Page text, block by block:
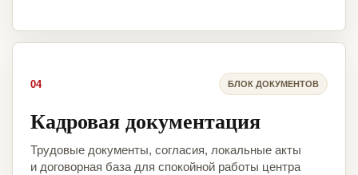
04 БЛОК ДОКУМЕНТОВ
Кадровая документация
Трудовые документы, согласия, локальные акты
и договорная база для спокойной работы центра